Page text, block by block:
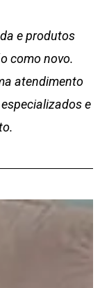
e produtos
como novo.
atendimento
e